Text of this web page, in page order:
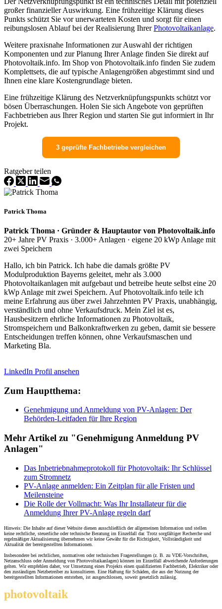
großer finanzieller Auswirkung. Eine frühzeitige Klärung dieses
Punkts schützt Sie vor unerwarteten Kosten und sorgt für einen
reibungslosen Ablauf bei der Realisierung IhrerPhotovoltaikanlage.
Weitere praxisnahe Informationen zur Auswahl der richtigen
Komponenten und zur Planung Ihrer Anlage finden Sie direkt auf
Photovoltaik.info. Im Shop von Photovoltaik.info finden Sie zudem
Komplettsets, die auf typische Anlagengrößen abgestimmt sind und
Ihnen eine klare Kostengrundlage bieten.
Eine frühzeitige Klärung des Netzverknüpfungspunkts schützt vor
bösen Überraschungen. Holen Sie sich Angebote von geprüften
Fachbetrieben aus Ihrer Region und starten Sie gut informiert in Ihr
Projekt.
3 geprüfte Fachbetriebe vergleichen
Ratgeber teilen
Patrick Thoma
Patrick Thoma · Gründer & Hauptautor von Photovoltaik.info
20+ Jahre PV Praxis · 3.000+ Anlagen · eigene 20 kWp Anlage mit
zwei Speichern
Hallo, ich bin Patrick. Ich habe die damals größte PV
Modulproduktion Bayerns geleitet, mehr als 3.000
Photovoltaikanlagen mit aufgebaut und betreibe heute selbst eine 20
kWp Anlage mit zwei Speichern. Auf Photovoltaik.info teile ich
meine Erfahrung aus über zwei Jahrzehnten PV Praxis, unabhängig,
verständlich und ohne Verkaufsdruck. Mein Ziel ist es,
Hausbesitzern ehrliche Informationen zu Photovoltaik,
Stromspeichern und Balkonkraftwerken zu geben, damit sie bessere
Entscheidungen treffen können, ohne Verkaufsmaschen und
Marketing Bla.
LinkedIn Profil ansehen
Zum Hauptthema:
Genehmigung und Anmeldung von PV-Anlagen: Der
Behörden-Leitfaden für Ihre Region
Mehr Artikel zu "Genehmigung Anmeldung PV
Anlagen"
Das Inbetriebnahmeprotokoll für Photovoltaik: Ihr Schlüssel
zum Stromnetz
PV-Anlage anmelden: Ein Zeitplan für alle Fristen und
Meilensteine
Die Rolle der Vollmacht: Was Ihr Installateur für die
Anmeldung Ihrer PV-Anlage regeln darf
Hinweis: Die Inhalte auf dieser Website dienen ausschließlich der allgemeinen Information und stellen
keine rechtliche, steuerliche oder technische Beratung im Einzelfall dar. Trotz sorgfältiger Recherche und
regelmäßiger Aktualisierung übernehmen wir keine Gewähr für die Richtigkeit, Vollständigkeit und
Aktualität der bereitgestellten Informationen.
Insbesondere bei rechtlichen, normativen oder technischen Fragestellungen (z. B. zu VDE-Vorschriften,
Netzanschluss oder Anmeldung von Photovoltaikanlagen) können im Einzelfall abweichende Anforderungen
gelten. Wir empfehlen daher, vor Umsetzung eines Projekts einen qualifizierten Fachbetrieb, Elektriker oder
den zuständigen Netzbetreiber zu konsultieren. Eine Haftung für Schäden, die aus der Nutzung der
bereitgestellten Informationen entstehen, ist ausgeschlossen, soweit gesetzlich zulässig.
photovoltaik